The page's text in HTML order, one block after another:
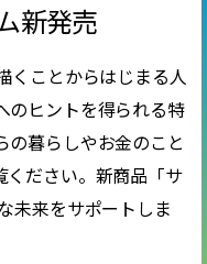
新発売
くことからはじまる人
のヒントを得られる特
の暮らしやお金のこと
ください。新商品「サ
未来をサポートしま